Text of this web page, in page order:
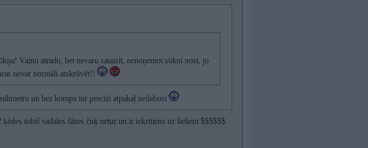
Vainu atradu, bet nevaru sataisīt, nenoņemot sūkni nost, jo
nevar normāli atskrūvēt!!
un bez kompa tur precizi atpakaļ nedabusi
tobiš sadales fāzes čuķ netur un ir iekritiens uz lieliem $$$$$$